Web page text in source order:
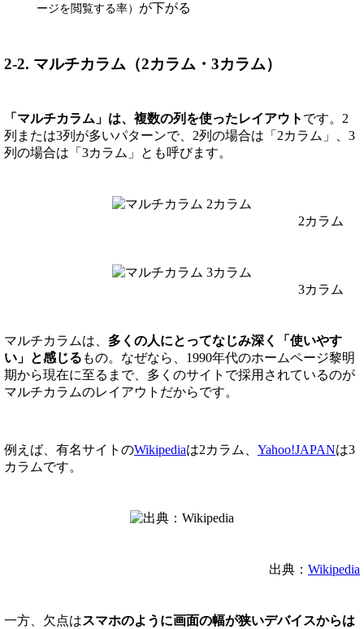
ージを閲覧する率） が下がる
2-2. マルチカラム（2カラム・3カラム）
「マルチカラム」は、複数の列を使ったレイアウト です。2
列または3列が多いパターンで、2列の場合は「2カラム」、3
列の場合は「3カラム」とも呼びます。
2カラム
3カラム
マルチカラムは、 多くの人にとってなじみ深く「使いやす
い」と感じる もの。なぜなら、1990年代のホームページ黎明
期から現在に至るまで、多くのサイトで採用されているのが
マルチカラムのレイアウトだからです。
例えば、有名サイトのWikipediaは2カラム、 Yahoo!JAPANは3
カラムです。
出典： Wikipedia
一方、欠点はスマホのように画面の幅が狭いデバイスからは